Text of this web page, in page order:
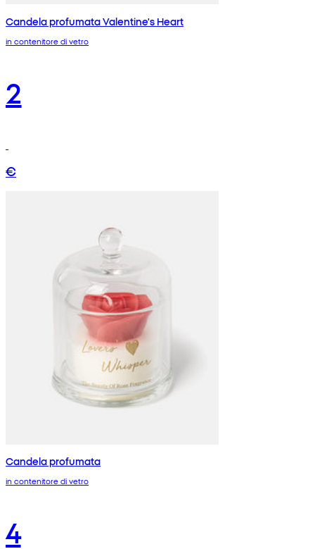
Candela profumata Valentine's Heart
in contenitore di vetro
2
€
Candela profumata
in contenitore di vetro
4